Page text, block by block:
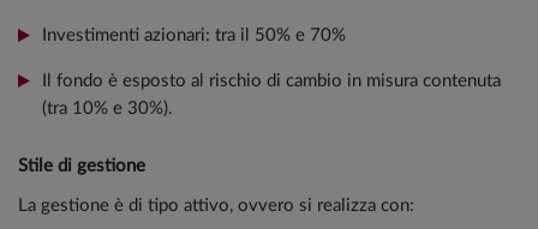
Investimenti azionari: tra il 50% e 70%
Il fondo è esposto al rischio di cambio in misura contenuta
(tra 10% e 30%).
Stile di gestione
La gestione è di tipo attivo, ovvero si realizza con: